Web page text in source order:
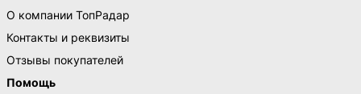
О компании ТопРадар
Контакты и реквизиты
Отзывы покупателей
Помощь